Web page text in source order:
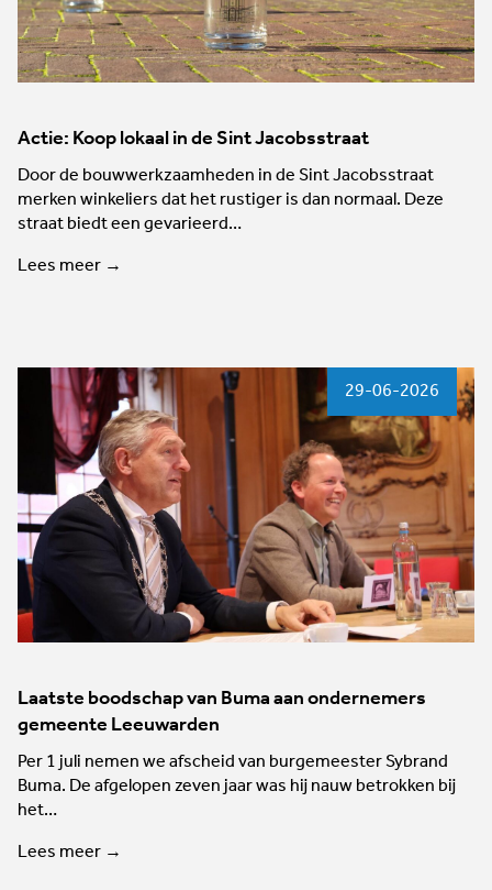
Actie: Koop lokaal in de Sint Jacobsstraat
Door de bouwwerkzaamheden in de Sint Jacobsstraat
merken winkeliers dat het rustiger is dan normaal. Deze
straat biedt een gevarieerd…
Lees meer →
29-06-2026
Laatste boodschap van Buma aan ondernemers
gemeente Leeuwarden
Per 1 juli nemen we afscheid van burgemeester Sybrand
Buma. De afgelopen zeven jaar was hij nauw betrokken bij
het…
Lees meer →